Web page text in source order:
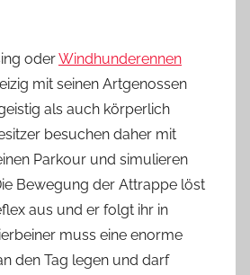
oderWindhunderennen
mit seinen Artgenossen
als auch körperlich
besuchen daher mit
Parkour und simulieren
Bewegung der Attrappe löst
aus und er folgt ihr in
muss eine enorme
den Tag legen und darf